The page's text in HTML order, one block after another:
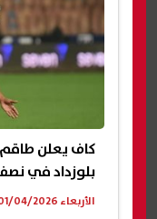
كاف يعلن طاقم
بلوزداد في
الأربعاء 01/04/2026 07:43 م